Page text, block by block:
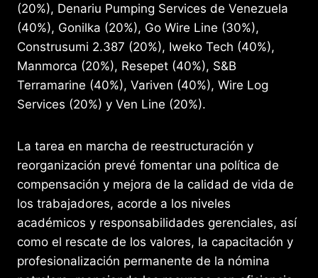
(20%), Denariu Pumping Services de Venezuela
(40%), Gonilka (20%), Go Wire Line (30%),
Construsumi 2.387 (20%), Iweko Tech (40%),
Manmorca (20%), Resepet (40%), S&B
Terramarine (40%), Variven (40%), Wire Log
Services (20%) y Ven Line (20%).
La tarea en marcha de reestructuración y
reorganización prevé fomentar una política de
compensación y mejora de la calidad de vida de
los trabajadores, acorde a los niveles
académicos y responsabilidades gerenciales, así
como el rescate de los valores, la capacitación y
profesionalización permanente de la nómina